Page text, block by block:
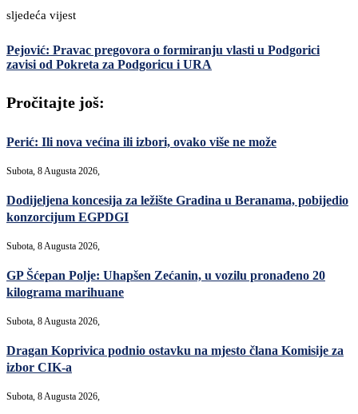
sljedeća vijest
Pejović: Pravac pregovora o formiranju vlasti u Podgorici
zavisi od Pokreta za Podgoricu i URA
Pročitajte još:
Perić: Ili nova većina ili izbori, ovako više ne može
Subota, 8 Augusta 2026,
Dodijeljena koncesija za ležište Gradina u Beranama, pobijedio
konzorcijum EGPDGI
Subota, 8 Augusta 2026,
GP Šćepan Polje: Uhapšen Zećanin, u vozilu pronađeno 20
kilograma marihuane
Subota, 8 Augusta 2026,
Dragan Koprivica podnio ostavku na mjesto člana Komisije za
izbor CIK-a
Subota, 8 Augusta 2026,